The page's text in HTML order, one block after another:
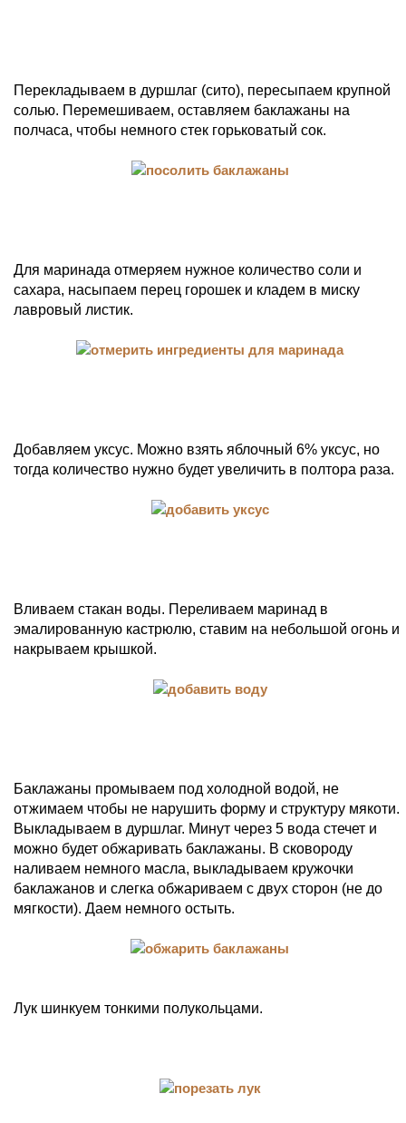
Перекладываем в дуршлаг (сито), пересыпаем крупной
солью. Перемешиваем, оставляем баклажаны на
полчаса, чтобы немного стек горьковатый сок.
Для маринада отмеряем нужное количество соли и
сахара, насыпаем перец горошек и кладем в миску
лавровый листик.
Добавляем уксус. Можно взять яблочный 6% уксус, но
тогда количество нужно будет увеличить в полтора раза.
Вливаем стакан воды. Переливаем маринад в
эмалированную кастрюлю, ставим на небольшой огонь и
накрываем крышкой.
Баклажаны промываем под холодной водой, не
отжимаем чтобы не нарушить форму и структуру мякоти.
Выкладываем в дуршлаг. Минут через 5 вода стечет и
можно будет обжаривать баклажаны. В сковороду
наливаем немного масла, выкладываем кружочки
баклажанов и слегка обжариваем с двух сторон (не до
мягкости). Даем немного остыть.
Лук шинкуем тонкими полукольцами.